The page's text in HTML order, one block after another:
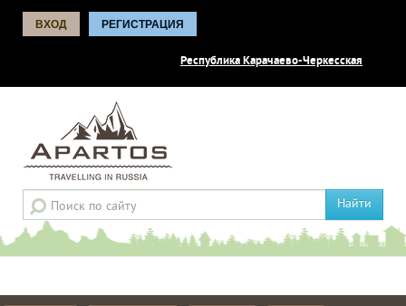
ВХОД РЕГИСТРАЦИЯ
Республика Карачаево-Черкесская
Найти